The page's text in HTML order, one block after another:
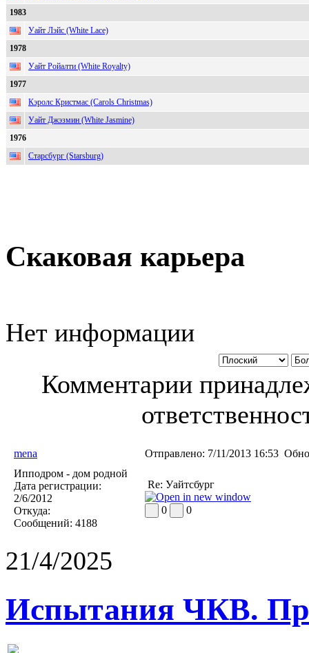
1983
Уайт Лэйс (White Lace)
1978
Уайт Ройалти (White Royalty)
1977
Кэролс Кристмас (Carols Christmas)
Уайт Джэзмин (White Jasmine)
1976
Старсбург (Starsburg)
Скаковая карьера
Нет информации
Комментарии
mena Отправлено: 7/11/2013 16:53
Ипподром - дом родной
Дата регистрации:
2/6/2012
Откуда:
Сообщений: 4188
Re: Уайтсбург
0 0
21/4/2025
Испытания ЧКВ.